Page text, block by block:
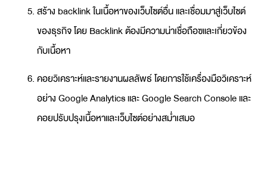
สร้าง backlink ในเนื้อหาของเว็บไซต์อื่น และเชื่อมมาสู่เว็บไซต์
ของธุรกิจ โดย Backlink ต้องมีความน่าเชื่อถือฃและเกี่ยวข้อง
กับเนื้อหา
คอยวิเคราะห์และรายงานผลลัพธ์ โดยการใช้เครื่องมือวิเคราะห์
อย่าง Google Analytics และ Google Search Console และ
คอยปรับปรุงเนื้อหาและเว็บไซต์อย่างสม่ำเสมอ